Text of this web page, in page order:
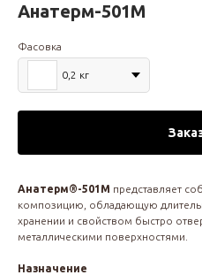
Анатерм-501М
Фасовка
0,2 кг
Анатерм®-501М представляет
композицию, обладающую
хранении и свойством быстро
металлическими поверхностями.
Назначение